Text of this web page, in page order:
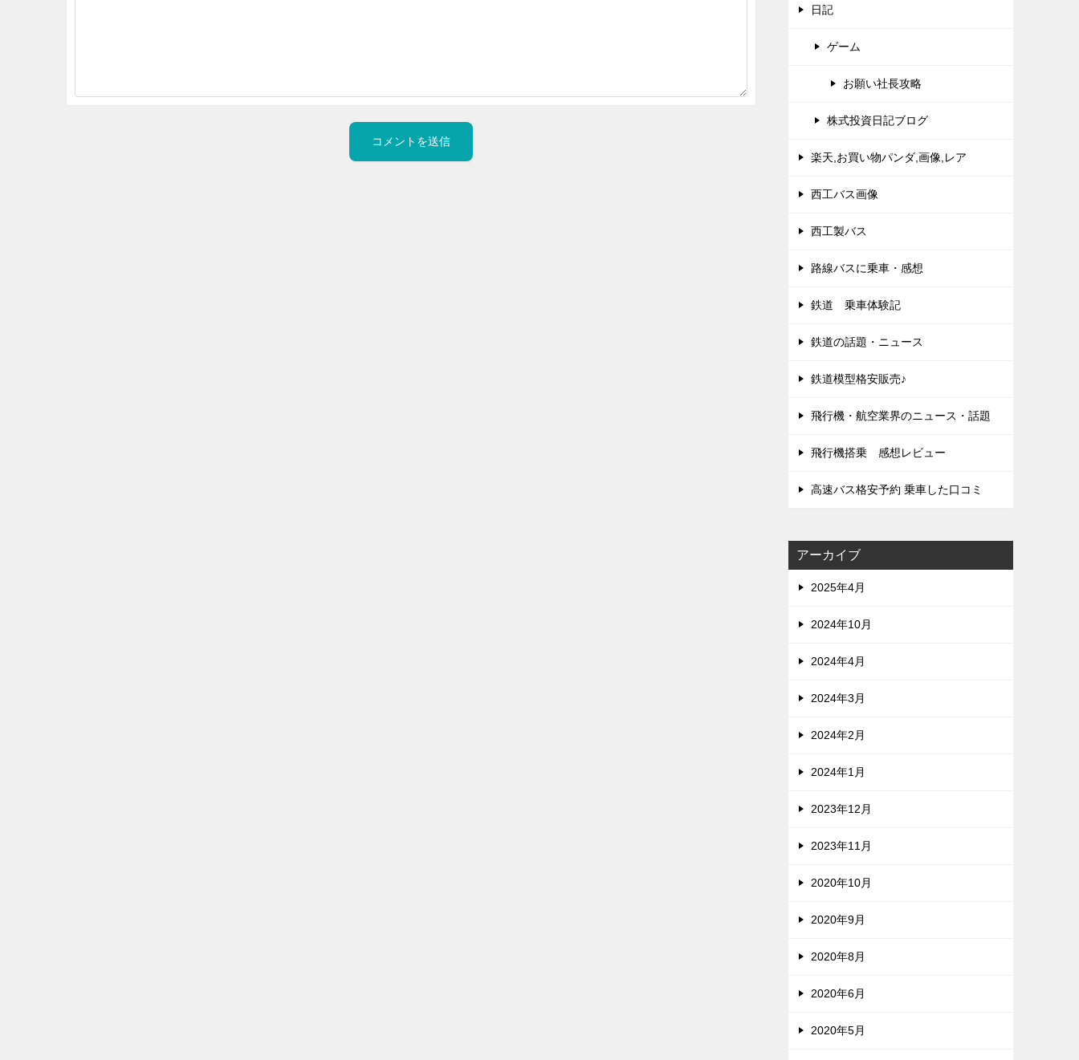
日記
ゲーム
お願い社長攻略
株式投資日記ブログ
楽天,お買い物パンダ,画像,レア
西工バス画像
西工製バス
路線バスに乗車・感想
鉄道 乗車体験記
鉄道の話題・ニュース
鉄道模型格安販売♪
飛行機・航空業界のニュース・話題
飛行機搭乗 感想レビュー
高速バス格安予約 乗車した口コミ
アーカイブ
2025年4月
2024年10月
2024年4月
2024年3月
2024年2月
2024年1月
2023年12月
2023年11月
2020年10月
2020年9月
2020年8月
2020年6月
2020年5月